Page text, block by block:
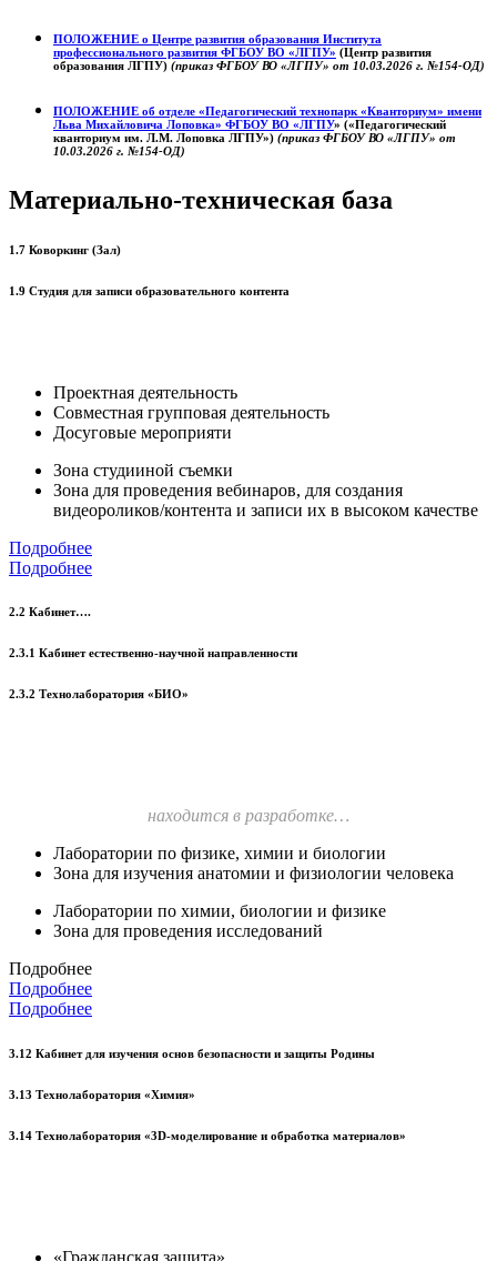
ПОЛОЖЕНИЕ о Центре развития образования Института
профессионального развития ФГБОУ ВО «ЛГПУ» (Центр развития
образования ЛГПУ) (приказ ФГБОУ ВО «ЛГПУ» от 10.03.2026 г. №154-ОД)
ПОЛОЖЕНИЕ об отделе «Педагогический технопарк «Кванториум» имени
Льва Михайловича Лоповка» ФГБОУ ВО «ЛГПУ» («Педагогический
кванториум им. Л.М. Лоповка ЛГПУ») (приказ ФГБОУ ВО «ЛГПУ» от
10.03.2026 г. №154-ОД)
Материально-техническая база
1.7 Коворкинг (Зал)
1.9 Студия для записи образовательного контента
Проектная деятельность
Совместная групповая деятельность
Досуговые мероприяти
Зона студииной съемки
Зона для проведения вебинаров, для создания
видеороликов/контента и записи их в высоком качестве
Подробнее
Подробнее
2.2 Кабинет….
2.3.1 Кабинет естественно-научной направленности
2.3.2 Технолаборатория «БИО»
находится в разработке…
Лаборатории по физике, химии и биологии
Зона для изучения анатомии и физиологии человека
Лаборатории по химии, биологии и физике
Зона для проведения исследований
Подробнее
Подробнее
Подробнее
3.12 Кабинет для изучения основ безопасности и защиты Родины
3.13 Технолаборатория «Химия»
3.14 Технолаборатория «3D-моделирование и обработка материалов»